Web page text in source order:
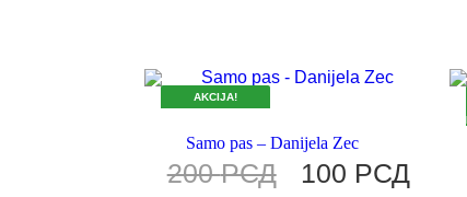
AKCIJA!
Samo pas – Danijela Zec
200РСД 100 РСД